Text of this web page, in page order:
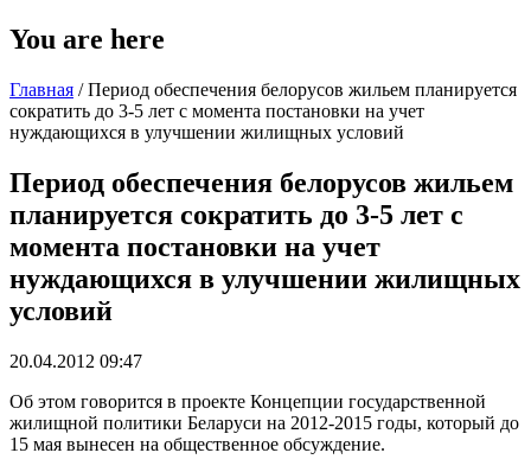
You are here
Главная / Период обеспечения белорусов жильем планируется
сократить до 3-5 лет с момента постановки на учет
нуждающихся в улучшении жилищных условий
Период обеспечения белорусов жильем
планируется сократить до 3-5 лет с
момента постановки на учет
нуждающихся в улучшении жилищных
условий
20.04.2012 09:47
Об этом говорится в проекте Концепции государственной
жилищной политики Беларуси на 2012-2015 годы, который до
15 мая вынесен на общественное обсуждение.